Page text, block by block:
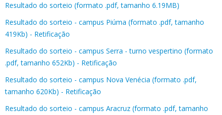
Resultado do sorteio (formato .pdf, tamanho 6.19MB)
Resultado do sorteio - campus Piúma (formato .pdf, tamanho
419Kb) - Retificação
Resultado do sorteio - campus Serra - turno vespertino (formato
.pdf, tamanho 652Kb) - Retificação
Resultado do sorteio - campus Nova Venécia (formato .pdf,
tamanho 620Kb) - Retificação
Resultado do sorteio - campus Aracruz (formato .pdf, tamanho